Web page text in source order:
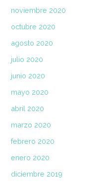
noviembre 2020
octubre 2020
agosto 2020
julio 2020
junio 2020
mayo 2020
abril 2020
marzo 2020
febrero 2020
enero 2020
diciembre 2019